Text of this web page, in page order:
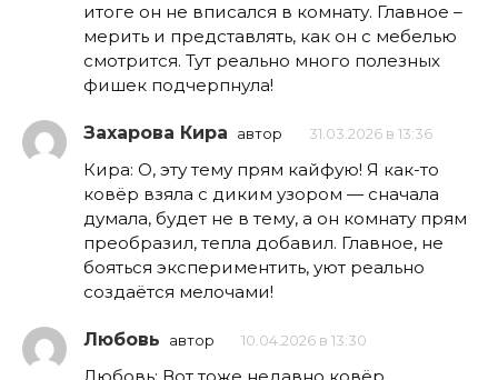
итоге он не вписался в комнату. Главное –
мерить и представлять, как он с мебелью
смотрится. Тут реально много полезных
фишек подчерпнула!
Захарова Кира автор 31.03.2026 в 13:36
Кира: О, эту тему прям кайфую! Я как-то
ковёр взяла с диким узором — сначала
думала, будет не в тему, а он комнату прям
преобразил, тепла добавил. Главное, не
бояться экспериментить, уют реально
создаётся мелочами!
Любовь автор 10.04.2026 в 13:30